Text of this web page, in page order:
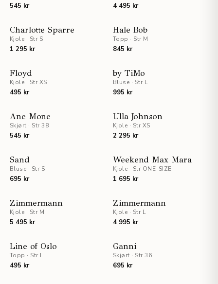
545 kr 4 495 kr
Charlotte Sparre
Kjole · Str S
1 295 kr
Hale Bob
Topp · Str M
845 kr
Floyd
Kjole · Str XS
495 kr
by TiMo
Bluse · Str L
995 kr
Ane Mone
Skjørt · Str 38
545 kr
Ulla Johnson
Kjole · Str XS
2 295 kr
Sand
Bluse · Str S
695 kr
STAFF PICKS
Weekend Max Mara
Kjole · Str ONE-SIZE
1 695 kr
Zimmermann
Kjole · Str M
5 495 kr
Zimmermann
Kjole · Str L
4 995 kr
Line of Oslo
Topp · Str L
495 kr
Ganni
Skjørt · Str 36
695 kr